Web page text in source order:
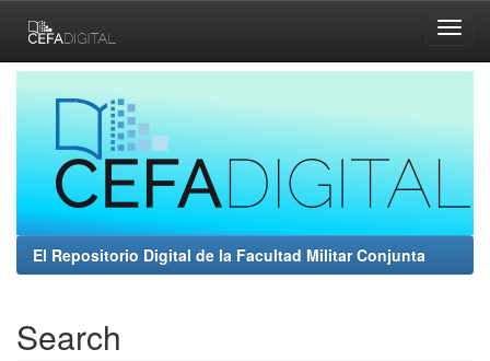
navigation
El Repositorio Digital de la Facultad Militar Conjunta
Search